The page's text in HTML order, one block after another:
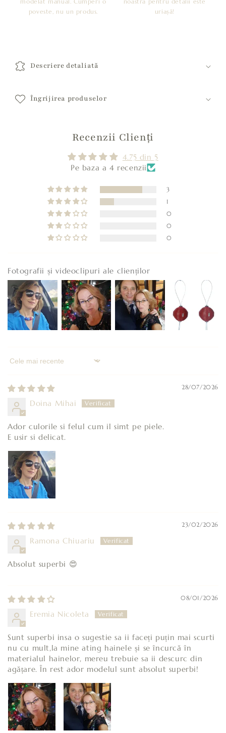
poveste, nu un produs.
uriașă!
f
i
r
e
s
â
s
Descriere detaliată
Îngrijirea produselor
Recenzii Clienți
4.75 din 5
Pe baza a 4 recenzii
3
1
0
0
0
Fotografii și videoclipuri ale clienților
Sort by
28/07/2026
Doina Mihai
Ador culorile si felul cum il simt pe piele.
E usir si delicat.
23/02/2026
Ramona Chiuariu
Absolut superbi 😍
08/01/2026
Eremia Nicoleta
Sunt superbi insa o sugestie sa ii faceți puțin mai scurti
nu cu mult,la mine ating hainele și se încurcă în
materialul hainelor, mereu trebuie sa ii descurc din
agățare. În rest ador modelul sunt absolut superbi!